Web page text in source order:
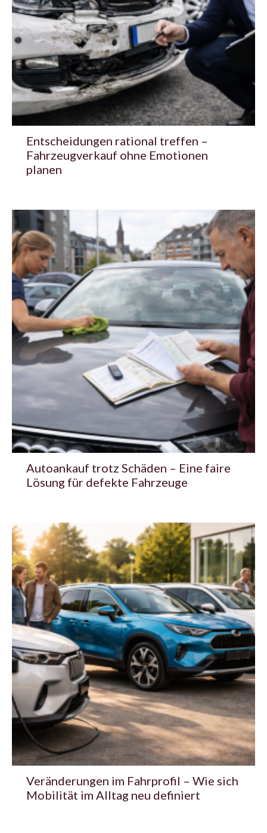
Entscheidungen rational treffen –
Fahrzeugverkauf ohne Emotionen
planen
Autoankauf trotz Schäden – Eine faire
Lösung für defekte Fahrzeuge
Veränderungen im Fahrprofil – Wie sich
Mobilität im Alltag neu definiert